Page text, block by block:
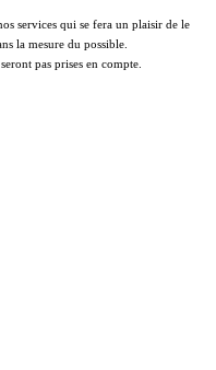
services qui se fera un plaisir de le
la mesure du possible.
pas prises en compte.